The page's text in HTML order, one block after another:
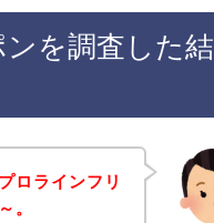
を調査した結
ロラインフリ
。